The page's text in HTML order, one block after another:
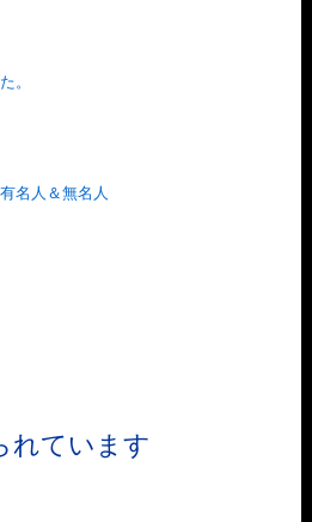
。
名人＆無名人
れています